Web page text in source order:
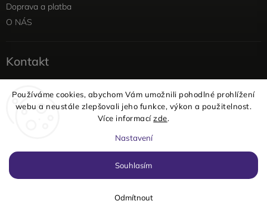
Používáme cookies, abychom Vám umožnili pohodlné prohlížení
webu a neustále zlepšovali jeho funkce, výkon a použitelnost.
Více informacízde.
Nastavení
Odmítnout
Souhlasím
Doprava a platba
O NÁS
Kontakt
info@yellowviolet.cz
+420 604 354 375
yellowviolet. Všechna práva vyhrazena.